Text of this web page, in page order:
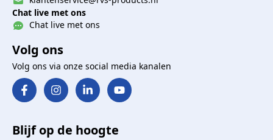
Chat live met ons
Chat live met ons
Volg ons
Volg ons via onze social media kanalen
Blijf op de hoogte